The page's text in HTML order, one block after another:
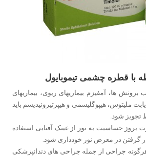
با قطره چشمی تیموبایول
برونش ها، آمفیزم بیماریهای ریوی، بیماریهای
ملیتوس، هیپوگلیسمی و هیپرتیروئیدیسم باید
تجویز شود.
بروز حساسیت به نور از عینک آفتابی استفاده
گرفتن در معرض نور خودداری شود.
هرگونه جراحی از جمله جراحی های دندانپزشکی